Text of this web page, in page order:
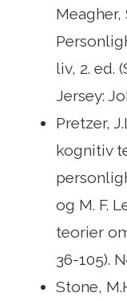
Meagher,
liv, 2. ed.
Jersey:
Pretzer,
kognitiv
og M. F.
teorier
36-105).
Stone,